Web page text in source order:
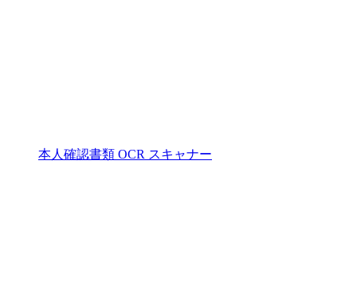
本人確認書類 OCR スキャナー